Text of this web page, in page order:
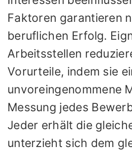
Faktoren garantieren
beruflichen Erfolg.
Arbeitsstellen
Vorurteile, indem sie
unvoreingenommene
Messung jedes
Jeder erhält die
unterzieht sich dem